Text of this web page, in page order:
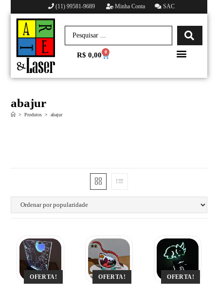
(11) 99581-9689 Minha Conta SAC
R$ 0,00 0
abajur
> Produtos > abajur
OFERTA! OFERTA! OFERTA!